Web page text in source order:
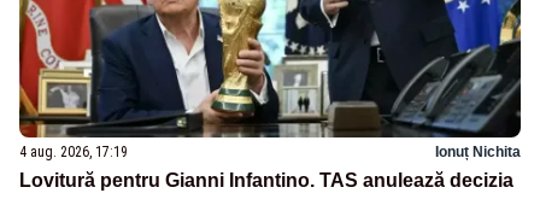
4 aug. 2026, 17:19 Ionuț Nichita
Lovitură pentru Gianni Infantino. TAS anulează decizia